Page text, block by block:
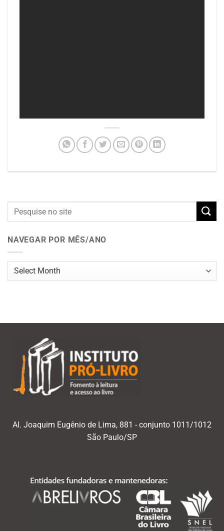
NAVEGAR POR MÊS/ANO
Navegar
Al. Joaquim Eugênio de Lima, 881 - conjunto 1011/1012
São Paulo/SP